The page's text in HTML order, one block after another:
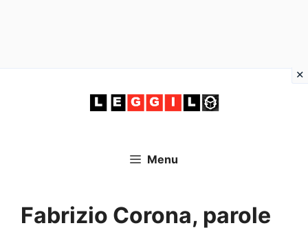
Menu
Fabrizio Corona, parole